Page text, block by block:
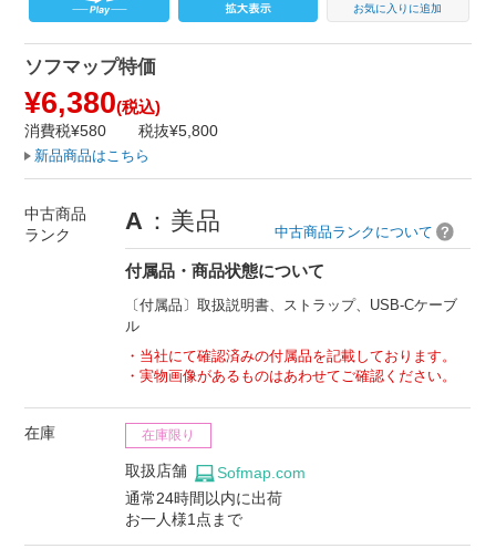
お気に入りに追加
ソフマップ特価
¥6,380(税込)
消費税¥580 税抜¥5,800
新品商品はこちら
中古商品
ランク
A ：美品 中古商品ランクについて
付属品・商品状態について
〔付属品〕取扱説明書、ストラップ、USB-Cケーブ
ル
当社にて確認済みの付属品を記載しております。
実物画像があるものはあわせてご確認ください。
在庫 在庫限り
取扱店舗
Sofmap.com
通常24時間以内に出荷
お一人様1点まで